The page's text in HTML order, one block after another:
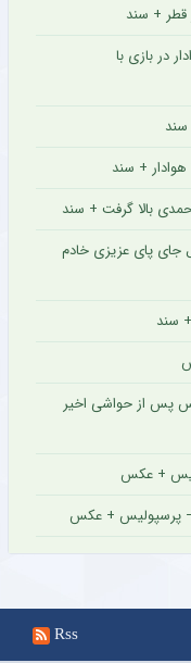
+ سند
در بازی با
سند
+ سند
بالا گرفت + سند
جای پای عزیزی خادم
سند
پس از حواشی اخیر
+ عکس
– پرسپولیس + عکس
Rss